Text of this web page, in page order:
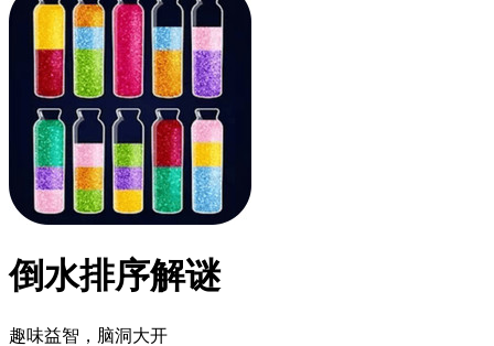
倒水排序解谜
趣味益智，脑洞大开